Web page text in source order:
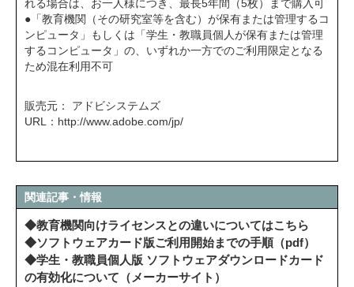
れる場合は、お一人様につき、最長5年間（5枚）まで購入可
● 「教育機関（その研究室等を含む）が保有または管理するコ
ンピュータ」もしくは「学生・教職員個人が保有または管理
するコンピュータ」の、いずれか一方でのご利用限定となる
ため混在利用不可
販売元： アドビシステムズ
URL： http://www.adobe.com/jp/
関連記事・情報
◆教育機関向けライセンスとの違いについてはこちら
◆ソフトウェアカード版ご利用開始までの手順（pdf）
◆学生・教職員個人版 ソフトウェアダウンロードカード
の有効化について（メーカーサイト）